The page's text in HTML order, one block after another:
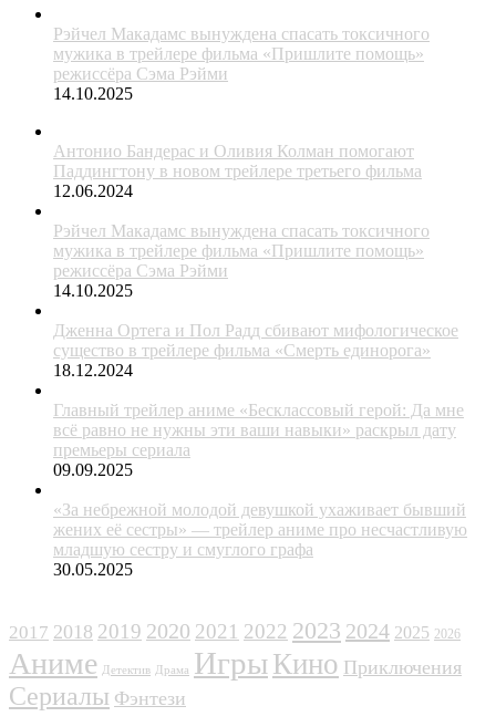
Рэйчел Макадамс вынуждена спасать токсичного
мужика в трейлере фильма «Пришлите помощь»
режиссёра Сэма Рэйми
14.10.2025
Антонио Бандерас и Оливия Колман помогают
Паддингтону в новом трейлере третьего фильма
12.06.2024
Рэйчел Макадамс вынуждена спасать токсичного
мужика в трейлере фильма «Пришлите помощь»
режиссёра Сэма Рэйми
14.10.2025
Дженна Ортега и Пол Радд сбивают мифологическое
существо в трейлере фильма «Смерть единорога»
18.12.2024
Главный трейлер аниме «Бесклассовый герой: Да мне
всё равно не нужны эти ваши навыки» раскрыл дату
премьеры сериала
09.09.2025
«За небрежной молодой девушкой ухаживает бывший
жених её сестры» — трейлер аниме про несчастливую
младшую сестру и смуглого графа
30.05.2025
2017 2018 2019 2020 2021 2022 2023 2024 2025 2026
Аниме Детектив Драма ИгрыКино Приключения
Сериалы Фэнтези